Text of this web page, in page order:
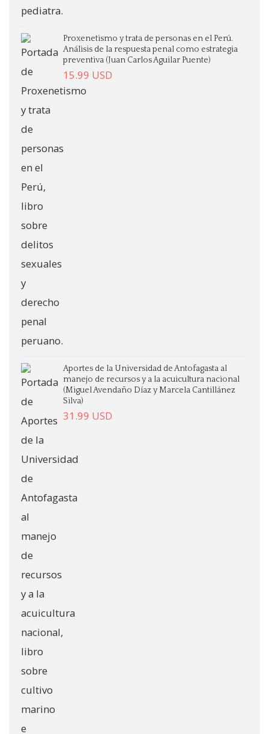
Proxenetismo y trata de personas en el Perú.
Análisis de la respuesta penal como estrategia
preventiva (Juan Carlos Aguilar Puente)
15.99 USD
Aportes de la Universidad de Antofagasta al
manejo de recursos y a la acuicultura nacional
(Miguel Avendaño Díaz y Marcela Cantillánez
Silva)
31.99 USD